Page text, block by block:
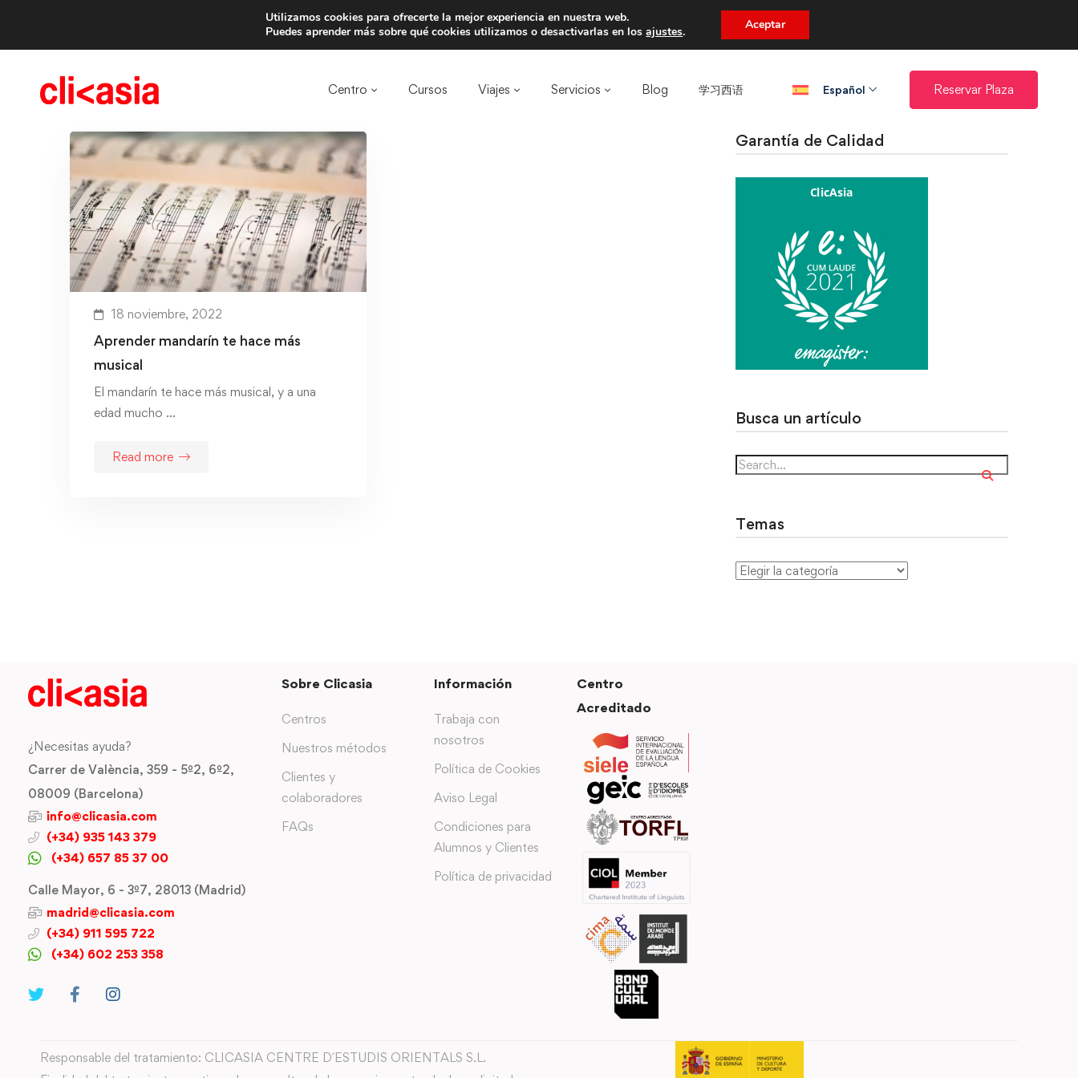
Trae a un amigo y llevaos un total de 75€ de descuento.
Centro Cursos Viajes Servicios Blog 学习西语​ Español Reservar Plaza
18 noviembre, 2022
Aprender mandarín te hace más
musical
El mandarín te hace más musical, y a una
edad mucho …
Read more
Garantía de Calidad
Busca un artículo
Temas
¿Necesitas ayuda?
Carrer de València, 359 - 5º2, 6º2,
08009 (Barcelona)
info@clicasia.com
(+34) 935 143 379
(+34) 657 85 37 00
Calle Mayor, 6 - 3º7, 28013 (Madrid)
madrid@clicasia.com
(+34) 911 595 722
(+34) 602 253 358
Sobre Clicasia
Centros
Nuestros métodos
Clientes y
colaboradores
FAQs
Información
Trabaja con
nosotros
Política de Cookies
Aviso Legal
Condiciones para
Alumnos y Clientes
Política de privacidad
Centro
Acreditado
Responsable del tratamiento: CLICASIA CENTRE D´ESTUDIS ORIENTALS S.L.
Utilizamos cookies para ofrecerte la mejor experiencia en nuestra web.
Puedes aprender más sobre qué cookies utilizamos o desactivarlas en losajustes. Aceptar